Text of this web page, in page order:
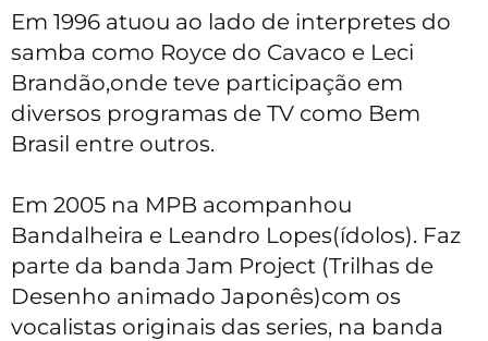
Em 1996 atuou ao lado de interpretes do
samba como Royce do Cavaco e Leci
Brandão,onde teve participação em
diversos programas de TV como Bem
Brasil entre outros.
Em 2005 na MPB acompanhou
Bandalheira e Leandro Lopes(ídolos). Faz
parte da banda Jam Project (Trilhas de
Desenho animado Japonês)com os
vocalistas originais das series, na banda